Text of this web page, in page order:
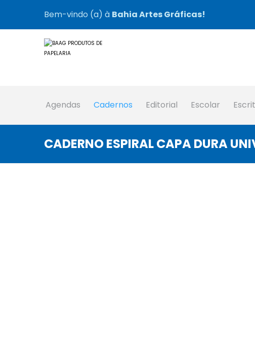
Bem-vindo (a) à Bahia Artes Gráficas!
Agendas Cadernos Editorial Escolar
CADERNO ESPIRAL CAPA DURA